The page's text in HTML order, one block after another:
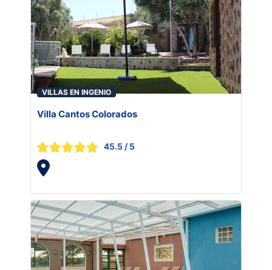
VILLAS EN INGENIO
Villa Cantos Colorados
45.5 / 5